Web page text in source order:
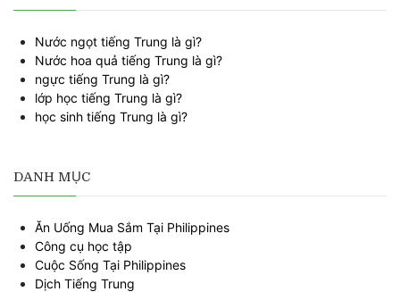
Nước ngọt tiếng Trung là gì?
Nước hoa quả tiếng Trung là gì?
ngực tiếng Trung là gì?
lớp học tiếng Trung là gì?
học sinh tiếng Trung là gì?
DANH MỤC
Ăn Uống Mua Sắm Tại Philippines
Công cụ học tập
Cuộc Sống Tại Philippines
Dịch Tiếng Trung